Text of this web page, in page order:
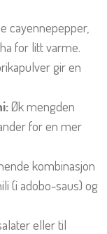
cayennepepper,
for litt varme.
gir en
Øk mengden
for en mer
kombinasjon
(i adobo-saus) og
eller til